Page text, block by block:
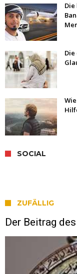
Die
SOCIAL
ZUFÄLLIG
Der Beitrag